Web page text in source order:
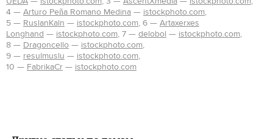
4 — Arturo Peña Romano Medina — istockphoto.com,
5 — RuslanKaln — istockphoto.com, 6 — Artaxerxes
Longhand — istockphoto.com, 7 — delobol — istockphoto.com,
8 — Dragoncello — istockphoto.com,
9 — resulmuslu — istockphoto.com,
10 — FabrikaCr — istockphoto.com